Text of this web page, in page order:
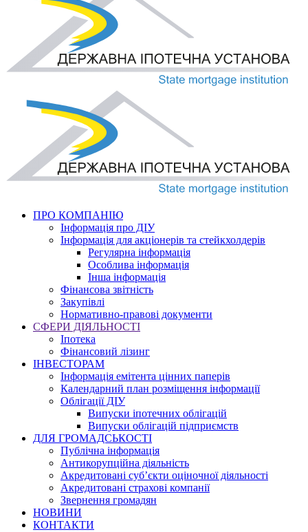
ПРО КОМПАНІЮ
Інформація про ДІУ
Інформація для акціонерів та стейкхолдерів
Регулярна інформація
Особлива інформація
Інша інформація
Фінансова звітність
Закупівлі
Нормативно-правові документи
СФЕРИ ДІЯЛЬНОСТІ
Іпотека
Фінансовий лізинг
ІНВЕСТОРАМ
Інформація емітента цінних паперів
Календарний план розміщення інформації
Облігації ДІУ
Випуски іпотечних облігацій
Випуски облігацій підприємств
ДЛЯ ГРОМАДСЬКОСТІ
Публічна інформація
Антикорупційна діяльність
Акредитовані суб’єкти оціночної діяльності
Акредитовані страхові компанії
Звернення громадян
НОВИНИ
КОНТАКТИ